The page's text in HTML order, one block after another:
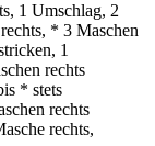
1 Umschlag, 2
* 3 Maschen
1
rechts
* stets
rechts
rechts,